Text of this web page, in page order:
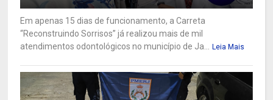
Em apenas 15 dias de funcionamento, a Carreta
“Reconstruindo Sorrisos” já realizou mais de mil
atendimentos odontológicos no município de Ja...
Leia Mais